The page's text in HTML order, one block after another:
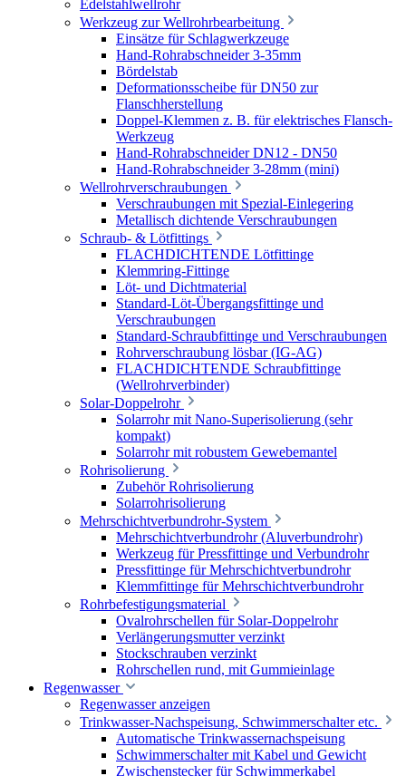
Edelstahlwellrohr
Werkzeug zur Wellrohrbearbeitung
Einsätze für Schlagwerkzeuge
Hand-Rohrabschneider 3-35mm
Bördelstab
Deformationsscheibe für DN50 zur
Flanschherstellung
Doppel-Klemmen z. B. für elektrisches Flansch-
Werkzeug
Hand-Rohrabschneider DN12 - DN50
Hand-Rohrabschneider 3-28mm (mini)
Wellrohrverschraubungen
Verschraubungen mit Spezial-Einlegering
Metallisch dichtende Verschraubungen
Schraub- & Lötfittings
FLACHDICHTENDE Lötfittinge
Klemmring-Fittinge
Löt- und Dichtmaterial
Standard-Löt-Übergangsfittinge und
Verschraubungen
Standard-Schraubfittinge und Verschraubungen
Rohrverschraubung lösbar (IG-AG)
FLACHDICHTENDE Schraubfittinge
(Wellrohrverbinder)
Solar-Doppelrohr
Solarrohr mit Nano-Superisolierung (sehr
kompakt)
Solarrohr mit robustem Gewebemantel
Rohrisolierung
Zubehör Rohrisolierung
Solarrohrisolierung
Mehrschichtverbundrohr-System
Mehrschichtverbundrohr (Aluverbundrohr)
Werkzeug für Pressfittinge und Verbundrohr
Pressfittinge für Mehrschichtverbundrohr
Klemmfittinge für Mehrschichtverbundrohr
Rohrbefestigungsmaterial
Ovalrohrschellen für Solar-Doppelrohr
Verlängerungsmutter verzinkt
Stockschrauben verzinkt
Rohrschellen rund, mit Gummieinlage
Regenwasser
Regenwasser anzeigen
Trinkwasser-Nachspeisung, Schwimmerschalter etc.
Automatische Trinkwassernachspeisung
Schwimmerschalter mit Kabel und Gewicht
Zwischenstecker für Schwimmerkabel